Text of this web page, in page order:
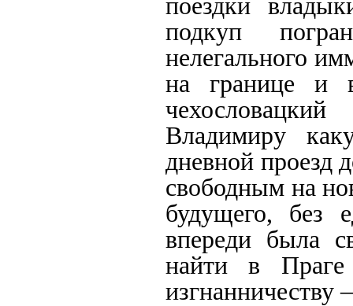
подкуп
нелегального
на границе и
Владимиру
дневной проезд
свободным на
будущего,
впереди была
найти в Праге